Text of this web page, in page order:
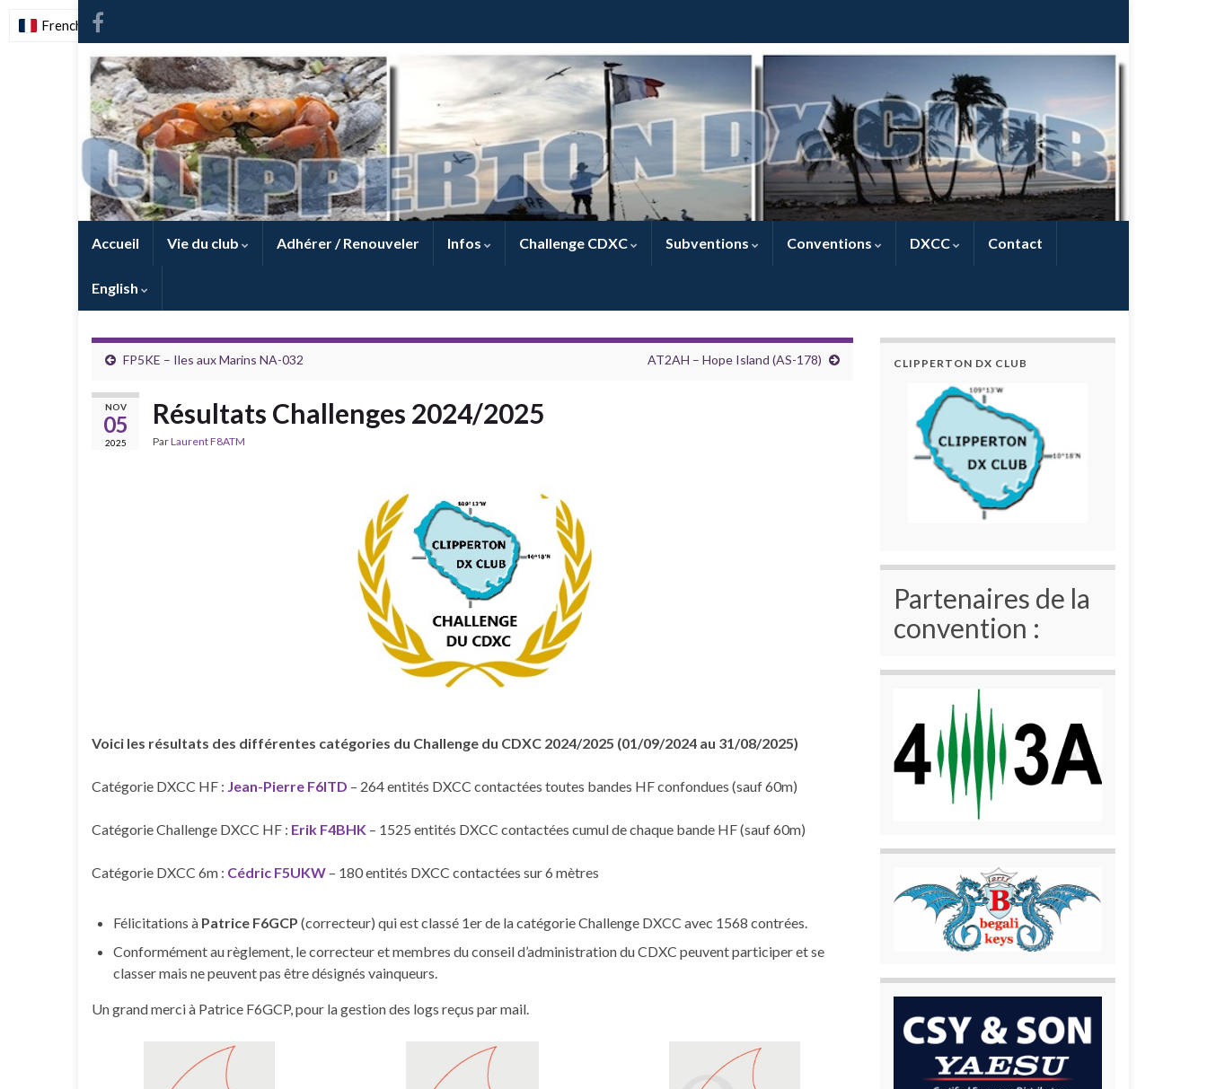
Accueil Vie du club Adhérer / Renouveler Infos Challenge CDXC Subventions Conventions DXCC Contact
English
FP5KE – Iles aux Marins NA-032 AT2AH – Hope Island (AS-178)
NOV
05
2025
Résultats Challenges 2024/2025
ParLaurent F8ATM
Voici les résultats des différentes catégories du Challenge du CDXC 2024/2025 (01/09/2024 au 31/08/2025)
Catégorie DXCC HF : Jean-Pierre F6ITD – 264 entités DXCC contactées toutes bandes HF confondues (sauf 60m)
Catégorie Challenge DXCC HF : Erik F4BHK – 1525 entités DXCC contactées cumul de chaque bande HF (sauf 60m)
Catégorie DXCC 6m : Cédric F5UKW – 180 entités DXCC contactées sur 6 mètres
Félicitations à Patrice F6GCP (correcteur) qui est classé 1er de la catégorie Challenge DXCC avec 1568 contrées.
Conformément au règlement, le correcteur et membres du conseil d’administration du CDXC peuvent participer et se
classer mais ne peuvent pas être désignés vainqueurs.
Un grand merci à Patrice F6GCP, pour la gestion des logs reçus par mail.
CLIPPERTON DX CLUB
Partenaires de la
convention :
French -FR